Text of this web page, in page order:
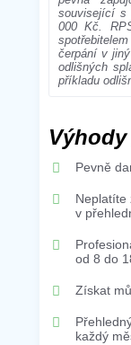
související s
000 Kč.
čerpání v
odlišných
příkladu
Pevně
Neplatíte
v
od 8 do
Získat
každý